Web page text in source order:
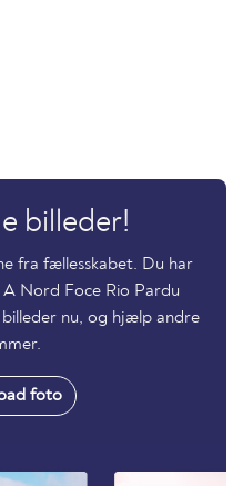
billeder!
fra fællesskabet. Du har
Nord Foce Rio Pardu
nu, og hjælp andre
foto